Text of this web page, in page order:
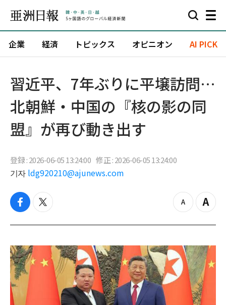
企業 経済 トピックス オピニオン AI PICK
習近平、7年ぶりに平壌訪問…
北朝鮮・中国の『核の影の同
盟』が再び動き出す
登録 : 2026-06-05 13:24:00 修正 : 2026-06-05 13:24:00
기자 ldg920210@ajunews.com
f
c
b
o
o
k
t
i
t
r
z
o
o
u
t
Z
o
i
n